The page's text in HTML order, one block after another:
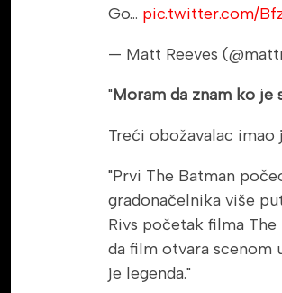
Go… pic.twitter.com/
— Matt Reeves
"Moram da znam ko je
Treći obožavalac
"Prvi The Batman
gradonačelnika više
Rivs početak filma
da film otvara scenom
je legenda."